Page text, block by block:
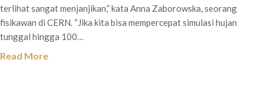
terlihat sangat menjanjikan,” kata Anna Zaborowska, seorang
fisikawan di CERN. “Jika kita bisa mempercepat simulasi hujan
tunggal hingga 100…
Read More